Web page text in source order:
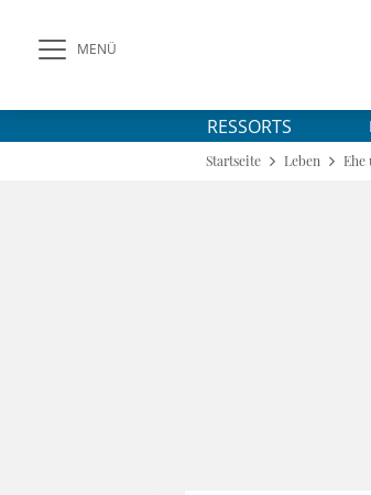
MENÜ
RESSORTS
Startseite Leben Ehe